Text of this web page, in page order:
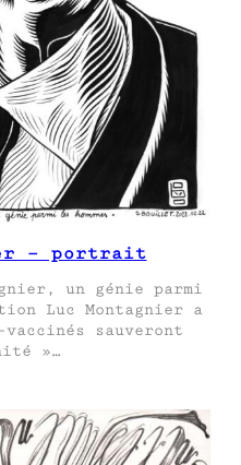
– portrait
un génie parmi
Luc Montagnier a
sauveront
»…